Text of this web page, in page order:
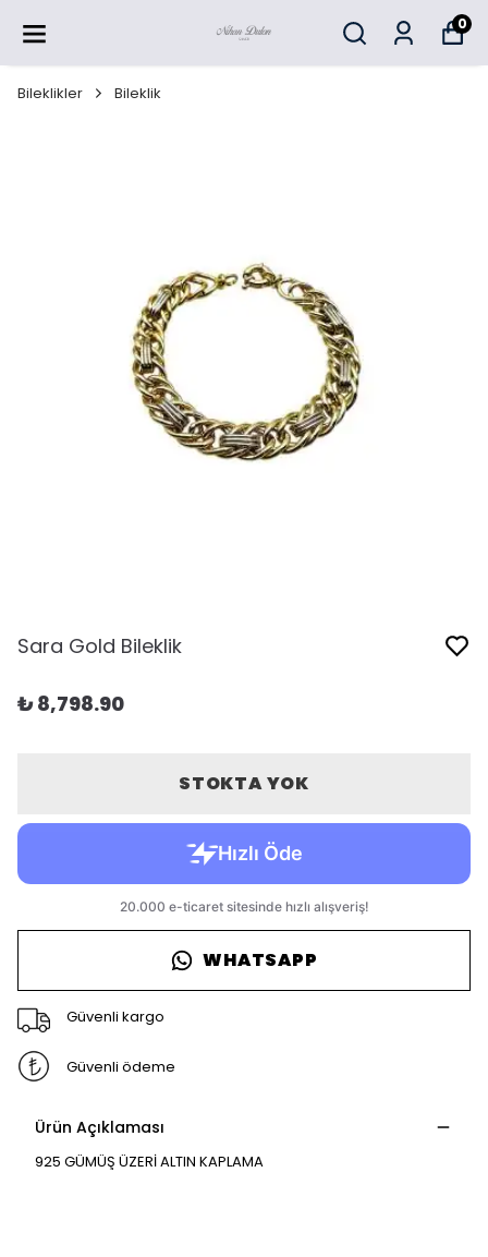
0
Bileklikler Bileklik
Sara Gold Bileklik
₺ 8,798.90
STOKTA YOK
WHATSAPP
Güvenli kargo
Güvenli ödeme
Ürün Açıklaması
925 GÜMÜŞ ÜZERİ ALTIN KAPLAMA